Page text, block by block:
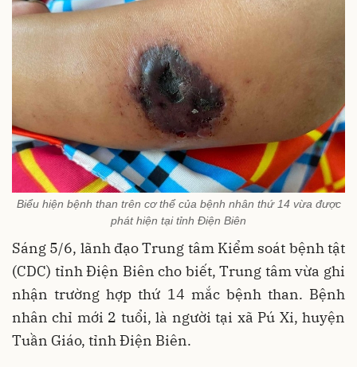
Biểu hiện bệnh than trên cơ thể của bệnh nhân thứ 14 vừa được
phát hiện tại tỉnh Điện Biên
Sáng 5/6, lãnh đạo Trung tâm Kiểm soát bệnh tật
(CDC) tỉnh Điện Biên cho biết, Trung tâm vừa ghi
nhận trường hợp thứ 14 mắc bệnh than. Bệnh
nhân chỉ mới 2 tuổi, là người tại xã Pú Xi, huyện
Tuần Giáo, tỉnh Điện Biên.